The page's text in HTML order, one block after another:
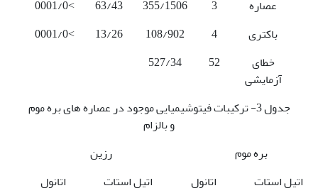
عصاره
3
355/1506
63/43
0001/0˂
باکتری
4
108/902
13/26
0001/0˂
خطای
آزمایشی
52
527/34
جدول 3- ترکیبات فیتوشیمیایی موجود در عصاره های بره موم
و بالزام
رزین
بره موم
اتانول
اتیل استات اتانول
اتیل استات